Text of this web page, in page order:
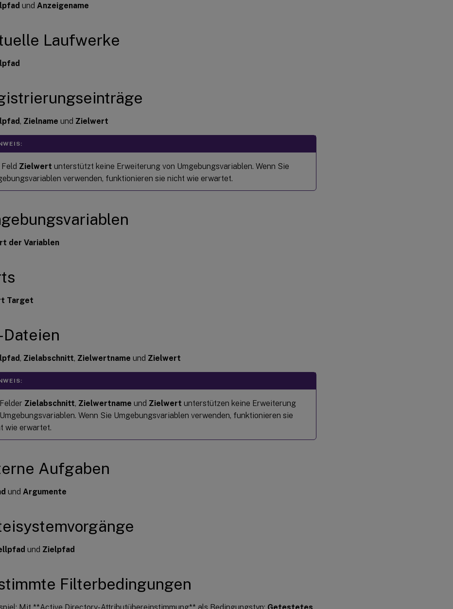
und Anzeigename
Laufwerke
, Zielname und Zielwert
Zielwert unterstützt keine Erweiterung von Umgebungsvariablen. Wenn Sie
verwenden, funktionieren sie nicht wie erwartet.
der Variablen
Target
Dateien
, Zielabschnitt, Zielwertname und Zielwert
Zielabschnitt, Zielwertname und Zielwert unterstützen keine Erweiterung
Wenn Sie Umgebungsvariablen verwenden, funktionieren sie
wie erwartet.
Aufgaben
und Argumente
und Zielpfad
Filterbedingungen
Mit **Active Directory-Attributübereinstimmung** als Bedingungstyp: Getestetes